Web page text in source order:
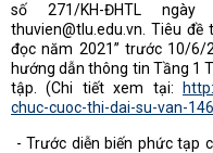
số 271/KH-ĐHTL
thuvien@tlu.edu.vn . Tiêu
đọc năm 2021” trước 10/6/
hướng dẫn thông tin Tầng 1
tập. (Chi tiết xem tại:
chuc-cuoc-thi-dai-su-van-
- Trước diễn biến phức tạp